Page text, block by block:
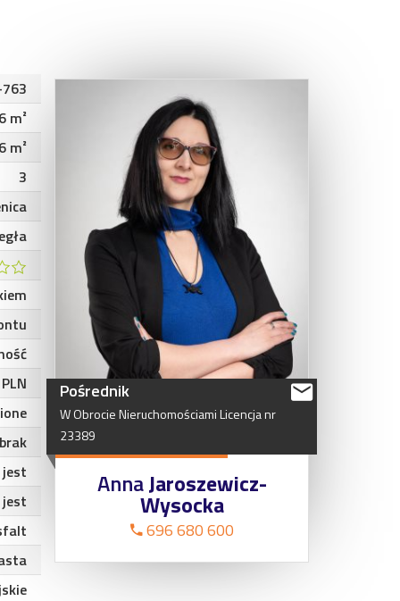
m²
m²
3
brak
jest
jest
Pośrednik
WObrocieNieruchomościamiLicencjanr
23389
AnnaJaroszewicz-
Wysocka
696 680 600